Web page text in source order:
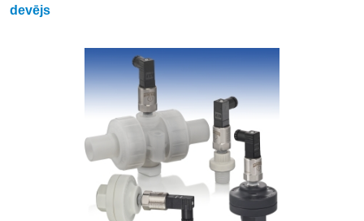
devējs